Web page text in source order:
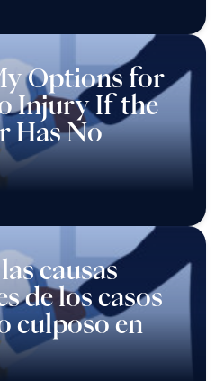
Options for
Injury If the
Has No
causas
de los casos
culposo en